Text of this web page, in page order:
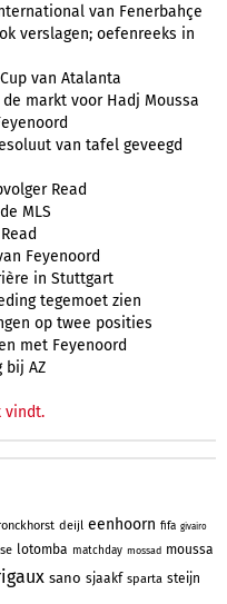
van Fenerbahçe
verslagen; oefenreeks in
van Atalanta
markt voor Hadj Moussa
van tafel geveegd
Read
MLS
Feyenoord
in Stuttgart
tegemoet zien
op twee posities
met Feyenoord
bij AZ
vindt.
deijl eenhoorn fifa givairo
lotomba matchday mossad moussa
sano sjaakf sparta steijn